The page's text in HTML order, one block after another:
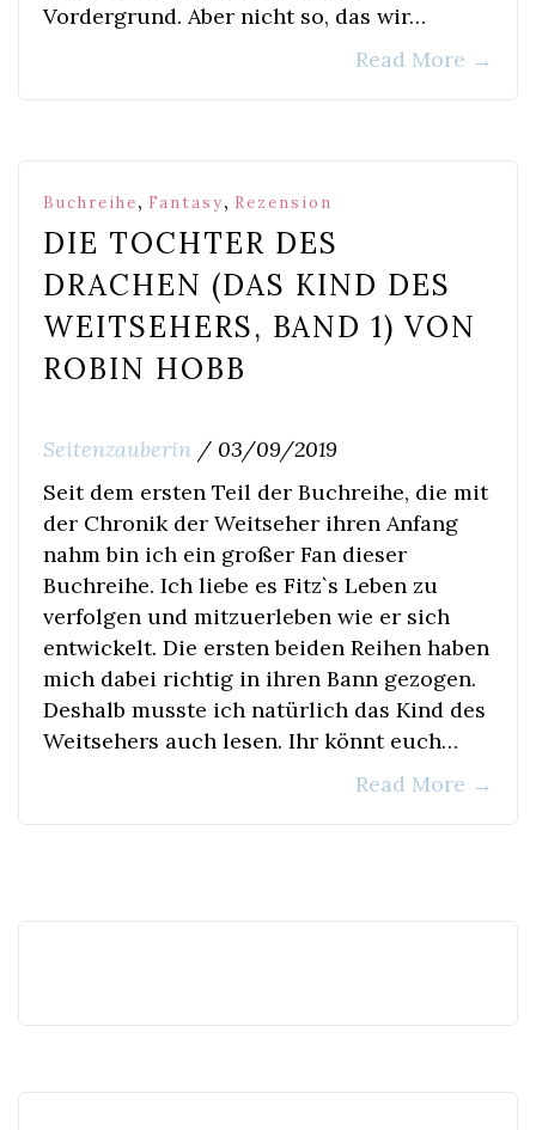
Vordergrund. Aber nicht so, das wir…
Read More →
Buchreihe, Fantasy, Rezension
DIE TOCHTER DES
DRACHEN (DAS KIND DES
WEITSEHERS, BAND 1) VON
ROBIN HOBB
Seitenzauberin / 03/09/2019
Seit dem ersten Teil der Buchreihe, die mit
der Chronik der Weitseher ihren Anfang
nahm bin ich ein großer Fan dieser
Buchreihe. Ich liebe es Fitz`s Leben zu
verfolgen und mitzuerleben wie er sich
entwickelt. Die ersten beiden Reihen haben
mich dabei richtig in ihren Bann gezogen.
Deshalb musste ich natürlich das Kind des
Weitsehers auch lesen. Ihr könnt euch…
Read More →